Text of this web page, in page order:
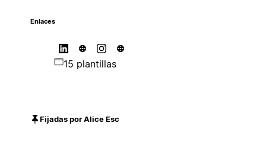
Enlaces
15 plantillas
Fijadas por Alice Esc